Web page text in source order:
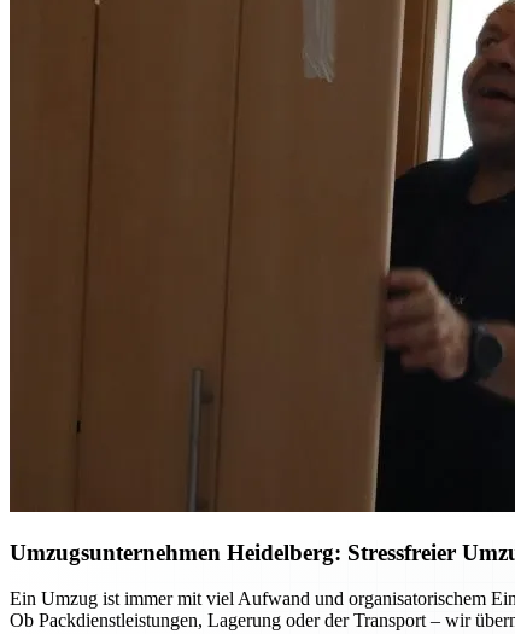
Umzugsunternehmen Heidelberg: Stressfreier
Ein Umzug ist immer mit viel Aufwand und organisatorischem
Ob Packdienstleistungen, Lagerung oder der Transport – wir